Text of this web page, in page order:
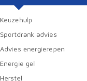
Keuzehulp
Sportdrank advies
Advies energierepen
Energie gel
Herstel